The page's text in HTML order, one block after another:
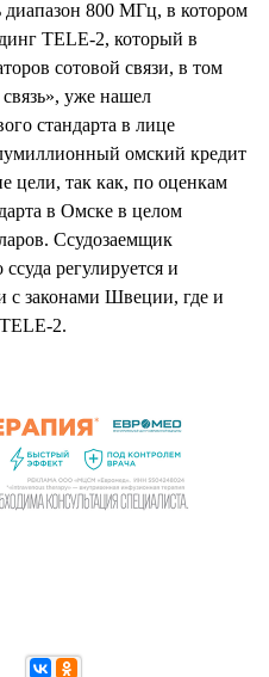
диапазон 800 МГц, в котором
TELE-2, который в
сотовой связи, в том
уже нашел
стандарта в лице
омский кредит
цели, так как, по оценкам
в Омске в целом
Ссудозаемщик
регулируется и
с законами Швеции, где и
2.